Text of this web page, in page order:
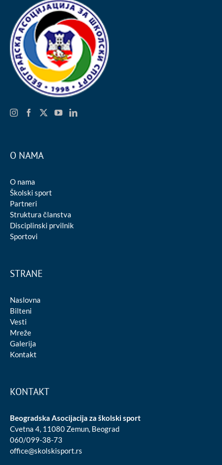
O NAMA
O nama
Školski sport
Partneri
Struktura članstva
Disciplinski prvilnik
Sportovi
STRANE
Naslovna
Bilteni
Vesti
Mreže
Galerija
Kontakt
KONTAKT
Beogradska Asocijacija za školski sport
Cvetna 4, 11080 Zemun, Beograd
060/099-38-73
office@skolskisport.rs